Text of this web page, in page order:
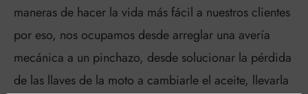
maneras de hacer la vida más fácil a nuestros clientes
por eso, nos ocupamos desde arreglar una avería
mecánica a un pinchazo, desde solucionar la pérdida
de las llaves de la moto a cambiarle el aceite, llevarla